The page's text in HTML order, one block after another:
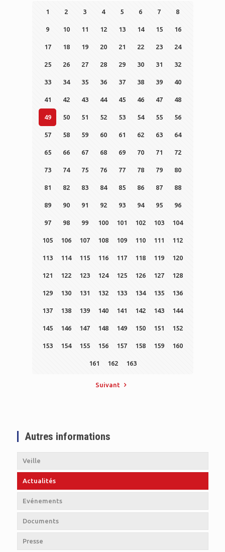
1 2 3 4 5 6 7 8
9 10 11 12 13 14 15 16
17 18 19 20 21 22 23 24
25 26 27 28 29 30 31 32
33 34 35 36 37 38 39 40
41 42 43 44 45 46 47 48
49 50 51 52 53 54 55 56
57 58 59 60 61 62 63 64
65 66 67 68 69 70 71 72
73 74 75 76 77 78 79 80
81 82 83 84 85 86 87 88
89 90 91 92 93 94 95 96
97 98 99 100 101 102 103 104
105 106 107 108 109 110 111 112
113 114 115 116 117 118 119 120
121 122 123 124 125 126 127 128
129 130 131 132 133 134 135 136
137 138 139 140 141 142 143 144
145 146 147 148 149 150 151 152
153 154 155 156 157 158 159 160
161 162 163
Suivant
Autres informations
Veille
Actualités
Evénements
Documents
Presse